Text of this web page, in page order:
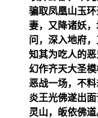
骗取凤凰山玉
妻，又降诸妖
问，深入地府
知其为吃人的
幻作齐天大圣
恶战一场，不
炎王光佛遂出
灵山，皈依佛